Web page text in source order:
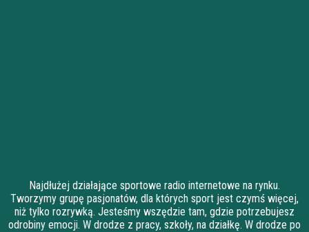
Najdłużej działające sportowe radio internetowe na rynku.
Tworzymy grupę pasjonatów, dla których sport jest czymś więcej,
niż tylko rozrywką. Jesteśmy wszędzie tam, gdzie potrzebujesz
odrobiny emocji. W drodze z pracy, szkoły, na działkę. W drodze po